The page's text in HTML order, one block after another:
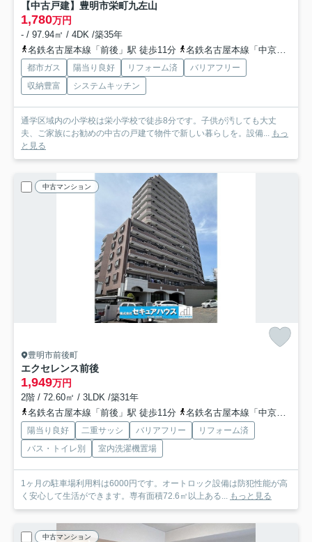
【中古戸建】豊明市栄町九左山
1,780万円
- / 97.94㎡ / 4DK /築35年
名鉄名古屋本線「前後」駅 徒歩11分
名鉄名古屋本線「中京競馬場前」駅 徒歩22分
都市ガス 陽当り良好 リフォーム済
バリアフリー
収納豊富
システムキッチン
通学区域内の小学校は栄小学校で徒歩8分です。子供が汚しても大丈
夫、ご家族にお勧めの中古の戸建て物件で新しい暮らしを。設備... もっ
と見る
中古マンション
豊明市前後町
エクセレンス前後
1,949万円
2階 / 72.60㎡ / 3LDK /築31年
名鉄名古屋本線「前後」駅 徒歩11分
名鉄名古屋本線「中京競馬場前」駅 徒歩21分
陽当り良好 二重サッシ バリアフリー
リフォーム済
バス・トイレ別
室内洗濯機置場
1ヶ月の駐車場利用料は6000円です。オートロック設備は防犯性能が高
く安心して生活ができます。専有面積72.6㎡以上ある... もっと見る
中古マンション